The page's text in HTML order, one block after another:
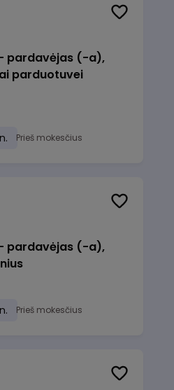
pardavėjas (-a),
parduotuvei
Prieš mokesčius
pardavėjas (-a),
Prieš mokesčius